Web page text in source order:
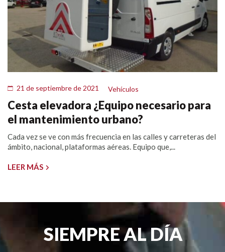
21 de septiembre de 2021 Vehículos
Cesta elevadora ¿Equipo necesario para
el mantenimiento urbano?
Cada vez se ve con más frecuencia en las calles y carreteras del
ámbito, nacional, plataformas aéreas. Equipo que,...
LEER MÁS
SIEMPRE AL DÍA